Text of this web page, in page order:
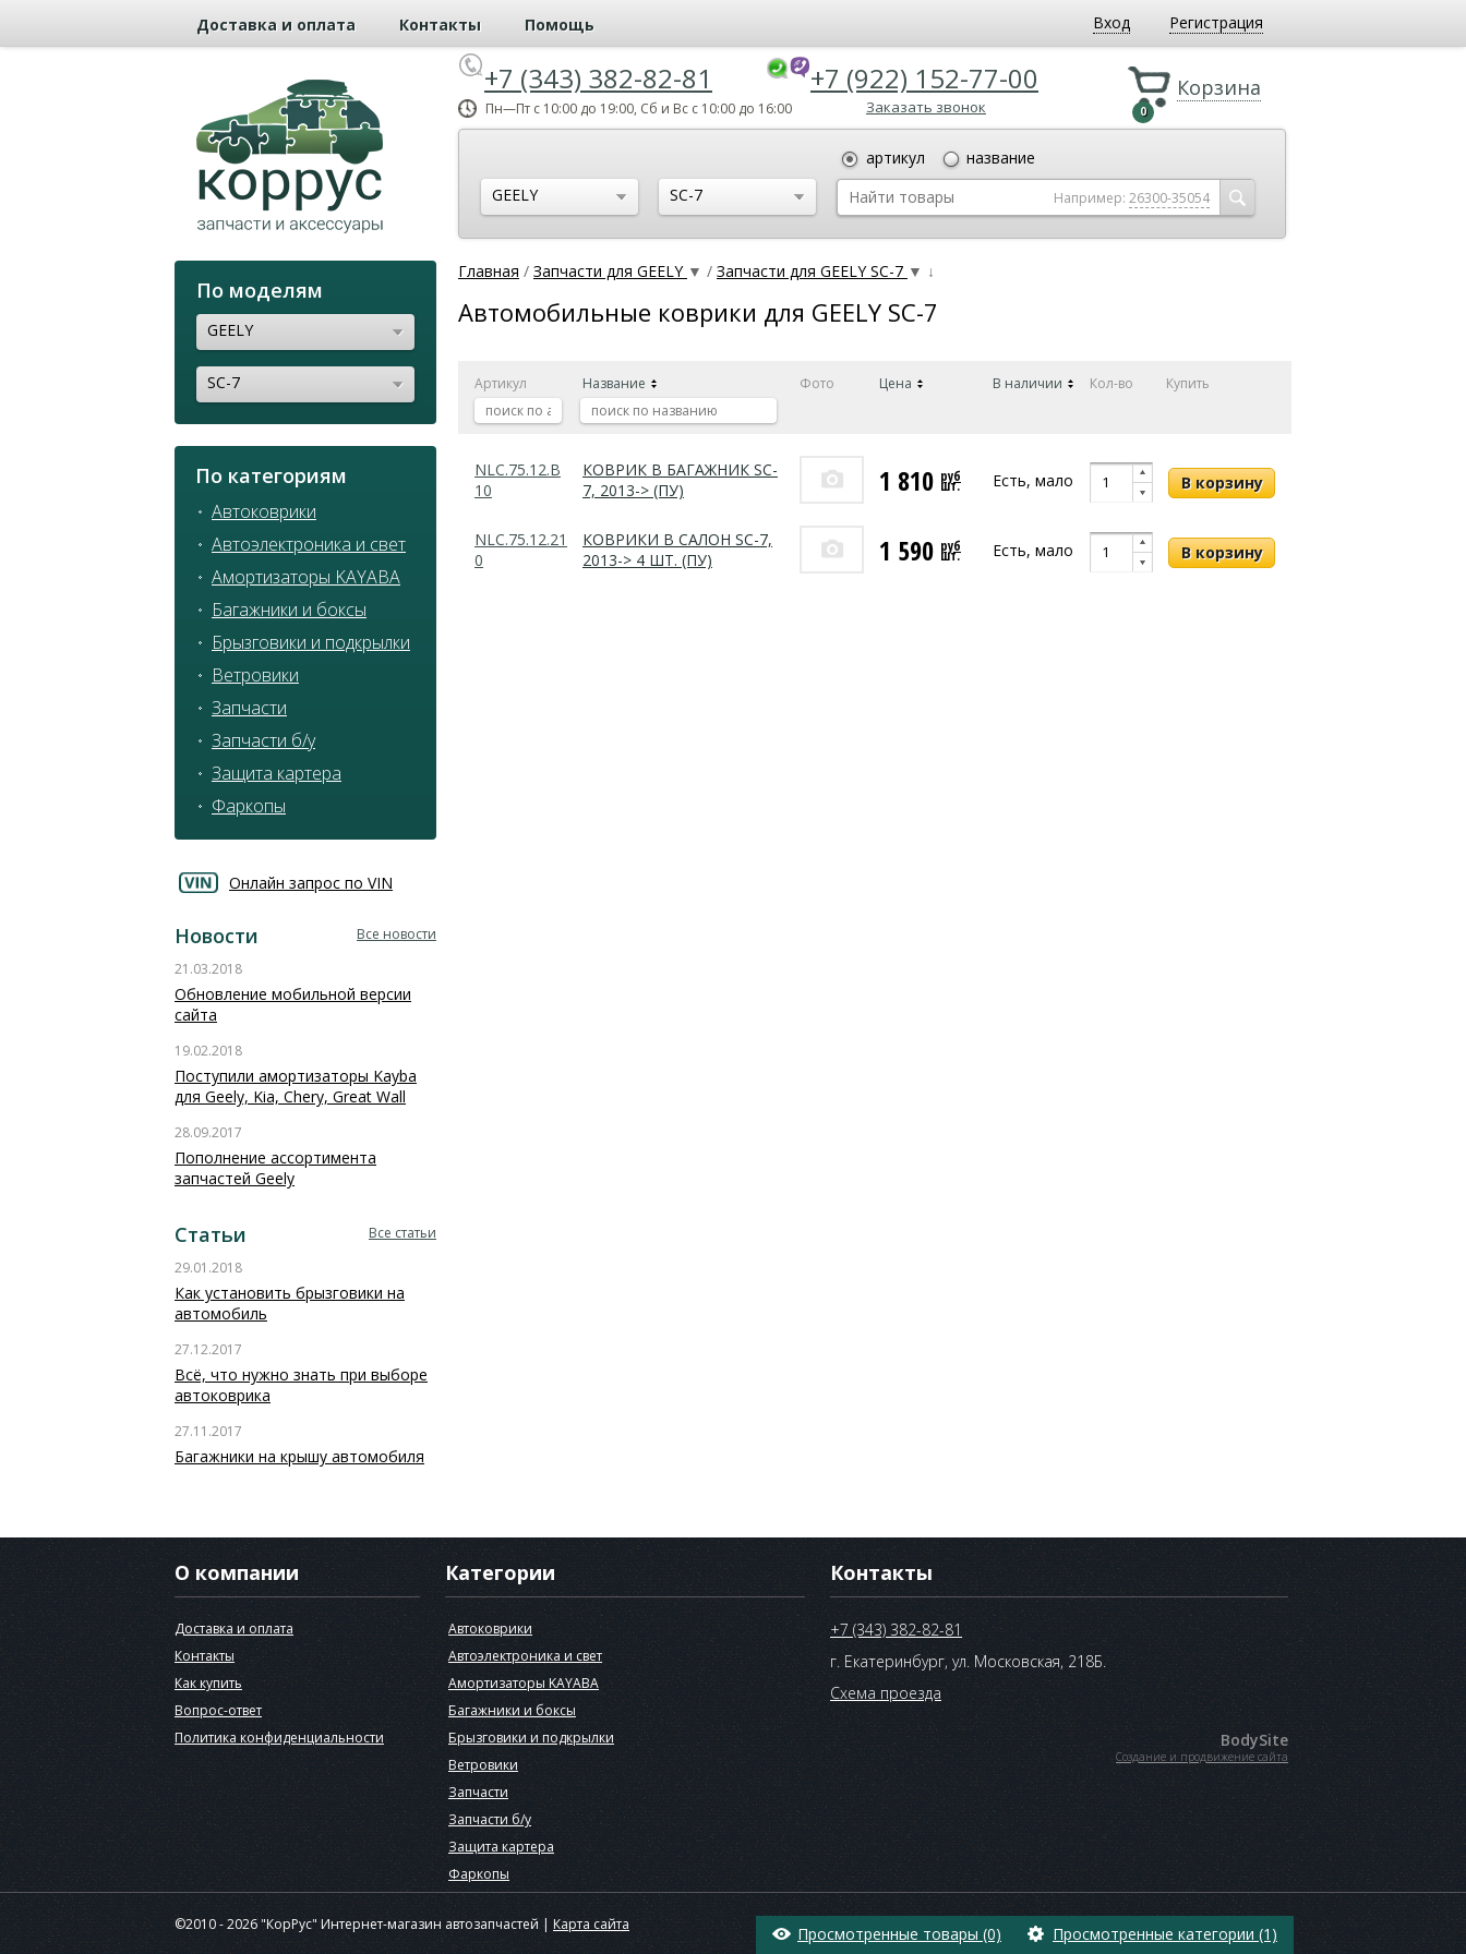
Доставка и оплата Контакты Помощь Вход Регистрация
Корзина
0
+7 (343) 382-82-81 +7 (922) 152-77-00
Пн—Пт с 10:00 до 19:00, Сб и Вс с 10:00 до 16:00 Заказать звонок
GEELY SC-7
артикул название
Например: 26300-35054
По моделям
GEELY
SC-7
По категориям
Автоковрики
Автоэлектроника и свет
Амортизаторы KAYABA
Багажники и боксы
Брызговики и подкрылки
Ветровики
Запчасти
Запчасти б/у
Защита картера
Фаркопы
Онлайн запрос по VIN
Новости
Все новости
21.03.2018
Обновление мобильной версии
сайта
19.02.2018
Поступили амортизаторы Kayba
для Geely, Kia, Chery, Great Wall
28.09.2017
Пополнение ассортимента
запчастей Geely
Статьи
Все статьи
29.01.2018
Как установить брызговики на
автомобиль
27.12.2017
Всё, что нужно знать при выборе
автоковрика
27.11.2017
Багажники на крышу автомобиля
Главная / Запчасти для GEELY ▼ / Запчасти для GEELY SC-7 ▼ ↓
Автомобильные коврики для GEELY SC-7
Артикул Название Фото Цена В наличии Кол-во Купить
NLC.75.12.B
10
КОВРИК В БАГАЖНИК SC-
7, 2013-> (ПУ)
1 810 руб
шт. Есть, мало
NLC.75.12.21
0
КОВРИКИ В САЛОН SC-7,
2013-> 4 ШТ. (ПУ)
1 590 руб
шт. Есть, мало
О компании
Доставка и оплата
Контакты
Как купить
Вопрос-ответ
Политика конфиденциальности
Категории
Автоковрики
Автоэлектроника и свет
Амортизаторы KAYABA
Багажники и боксы
Брызговики и подкрылки
Ветровики
Запчасти
Запчасти б/у
Защита картера
Фаркопы
Контакты
+7 (343) 382-82-81
г. Екатеринбург, ул. Московская, 218Б.
Схема проезда
BodySite
Создание и продвижение сайта
©2010 - 2026 "КорРус" Интернет-магазин автозапчастей | Карта сайта Просмотренные товары (0) Просмотренные категории (1)